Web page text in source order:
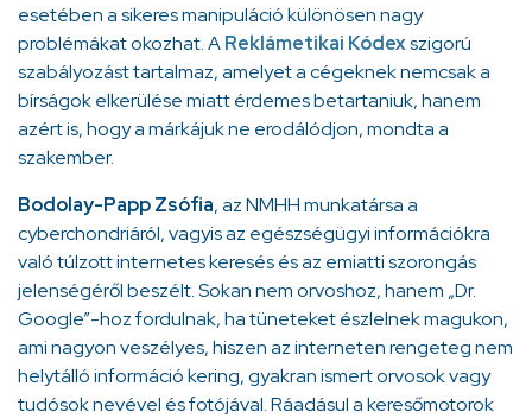
esetében a sikeres manipuláció különösen nagy
problémákat okozhat. AReklámetikai Kódexszigorú
szabályozást tartalmaz, amelyet a cégeknek nemcsak a
bírságok elkerülése miatt érdemes betartaniuk, hanem
azért is, hogy a márkájuk ne erodálódjon, mondta a
szakember.
Bodolay-Papp Zsófia, az NMHH munkatársa a
cyberchondriáról, vagyis az egészségügyi információkra
való túlzott internetes keresés és az emiatti szorongás
jelenségéről beszélt. Sokan nem orvoshoz, hanem „Dr.
Google”-hoz fordulnak, ha tüneteket észlelnek magukon,
ami nagyon veszélyes, hiszen az interneten rengeteg nem
helytálló információ kering, gyakran ismert orvosok vagy
tudósok nevével és fotójával. Ráadásul a keresőmotorok